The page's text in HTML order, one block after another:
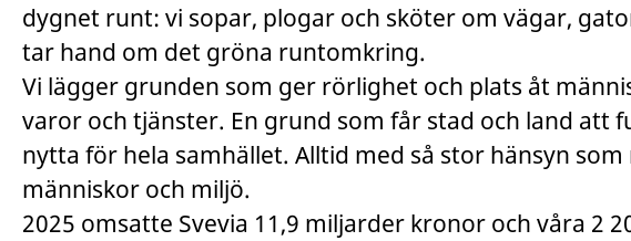
dygnet runt: vi sopar, plogar och sköter om vägar,
tar hand om det gröna runtomkring.
Vi lägger grunden som ger rörlighet och plats åt
varor och tjänster. En grund som får stad och land att
nytta för hela samhället. Alltid med så stor hänsyn
människor och miljö.
2025 omsatte Svevia 11,9 miljarder kronor och våra 2